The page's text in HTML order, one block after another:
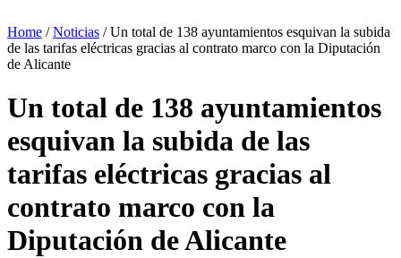
Home /Noticias /Un total de 138 ayuntamientos esquivan la subida
de las tarifas eléctricas gracias al contrato marco con la Diputación
de Alicante
Un total de 138 ayuntamientos
esquivan la subida de las
tarifas eléctricas gracias al
contrato marco con la
Diputación de Alicante